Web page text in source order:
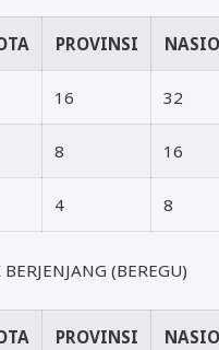
PROVINSI
16 32
8 16
4 8
(BEREGU)
PROVINSI